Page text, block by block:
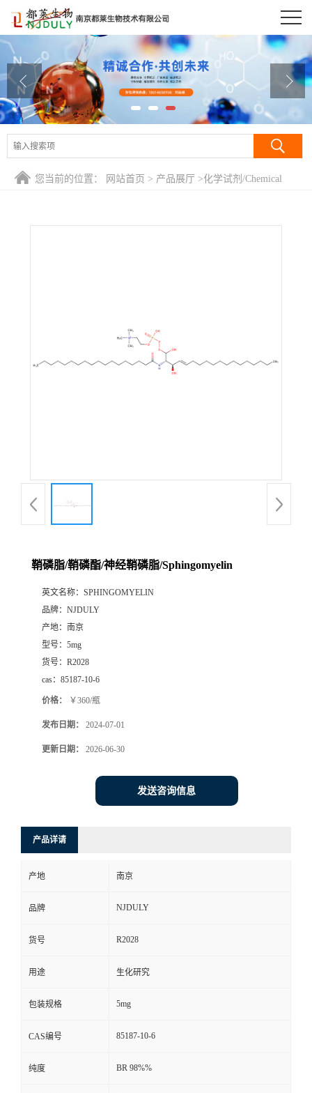
公司首页
公司介绍
公司动态
产品展厅
证书荣誉
您当前的位置： 网站首页 > 产品展厅 >化学试剂/Chemical
鞘磷脂/鞘磷酯/神经鞘磷脂/Sphingomyelin
英文名称： SPHINGOMYELIN
品牌： NJDULY
产地： 南京
型号： 5mg
货号： R2028
cas： 85187-10-6
价格： ￥360/瓶
发布日期： 2024-07-01
更新日期： 2026-06-30
发送咨询信息
产品详请
产地 南京
品牌 NJDULY
货号 R2028
用途 生化研究
包装规格 5mg
CAS编号 85187-10-6
纯度 BR 98%%